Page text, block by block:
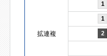
拡連複
1
1
2